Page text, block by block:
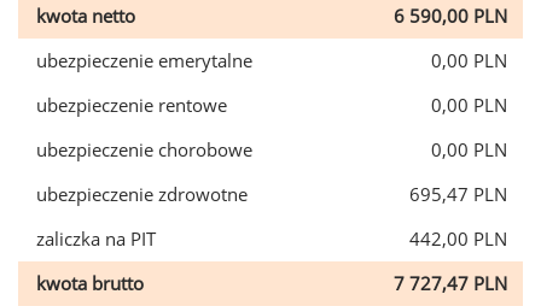
kwota netto
6 590,00 PLN
ubezpieczenie emerytalne
0,00 PLN
ubezpieczenie rentowe
0,00 PLN
ubezpieczenie chorobowe
0,00 PLN
ubezpieczenie zdrowotne
695,47 PLN
zaliczka na PIT
442,00 PLN
kwota brutto
7 727,47 PLN